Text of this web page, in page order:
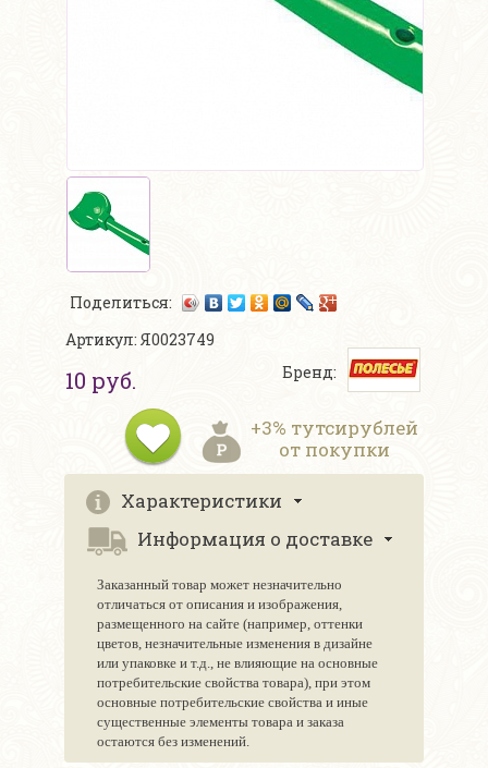
Поделиться:
Артикул: Я0023749
10 руб. Бренд:
+3% тутсирублей
от покупки
Характеристики
Информация о доставке
Заказанный товар может незначительно
отличаться от описания и изображения,
размещенного на сайте (например, оттенки
цветов, незначительные изменения в дизайне
или упаковке и т.д., не влияющие на основные
потребительские свойства товара), при этом
основные потребительские свойства и иные
существенные элементы товара и заказа
остаются без изменений.